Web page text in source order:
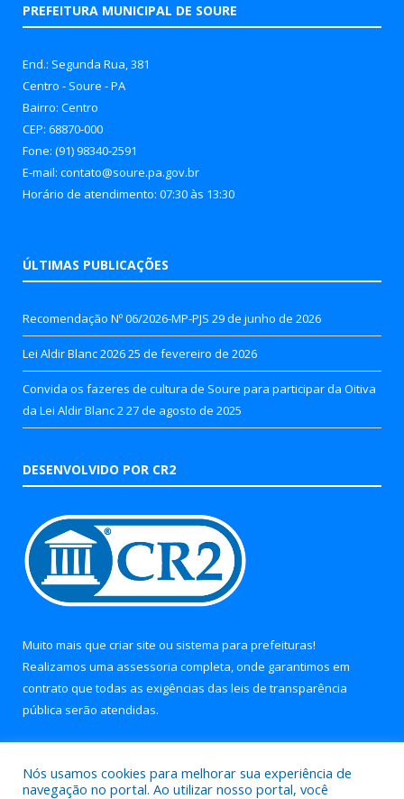
PREFEITURA MUNICIPAL DE SOURE
End.: Segunda Rua, 381
Centro - Soure - PA
Bairro: Centro
CEP: 68870-000
Fone: (91) 98340-2591
E-mail: contato@soure.pa.gov.br
Horário de atendimento: 07:30 às 13:30
ÚLTIMAS PUBLICAÇÕES
Recomendação Nº 06/2026-MP-PJS 29 de junho de 2026
Lei Aldir Blanc 202625 de fevereiro de 2026
Convida os fazeres de cultura de Soure para participar da Oitiva
da Lei Aldir Blanc 227 de agosto de 2025
DESENVOLVIDO POR CR2
Muito mais que criar site ou sistema para prefeituras!
Realizamos uma assessoria completa, onde garantimos em
contrato que todas as exigências das leis de transparência
pública serão atendidas.
Nós usamos cookies para melhorar sua experiência de
navegação no portal. Ao utilizar nosso portal, você